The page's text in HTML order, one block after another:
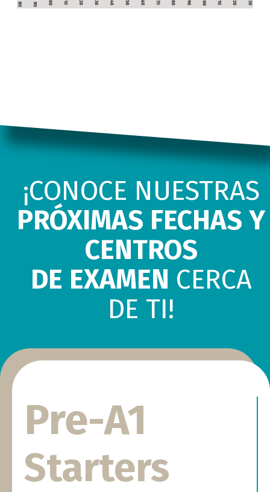
¡CONOCE NUESTRAS
PRÓXIMAS FECHAS Y
CENTROS
DE EXAMEN CERCA
DE TI!
Pre-A1
Starters